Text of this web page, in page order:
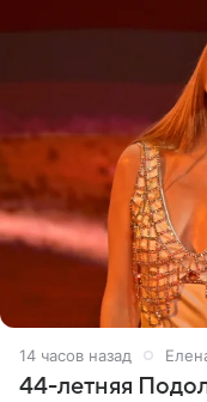
14 часов назад
44-летняя